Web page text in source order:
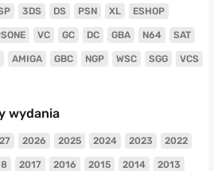
3DS DS PSN XL ESHOP
VC GC DC GBA N64 SAT
AMIGA GBC NGP WSC SGG VCS
wydania
2026 2025 2024 2023 2022
2017 2016 2015 2014 2013